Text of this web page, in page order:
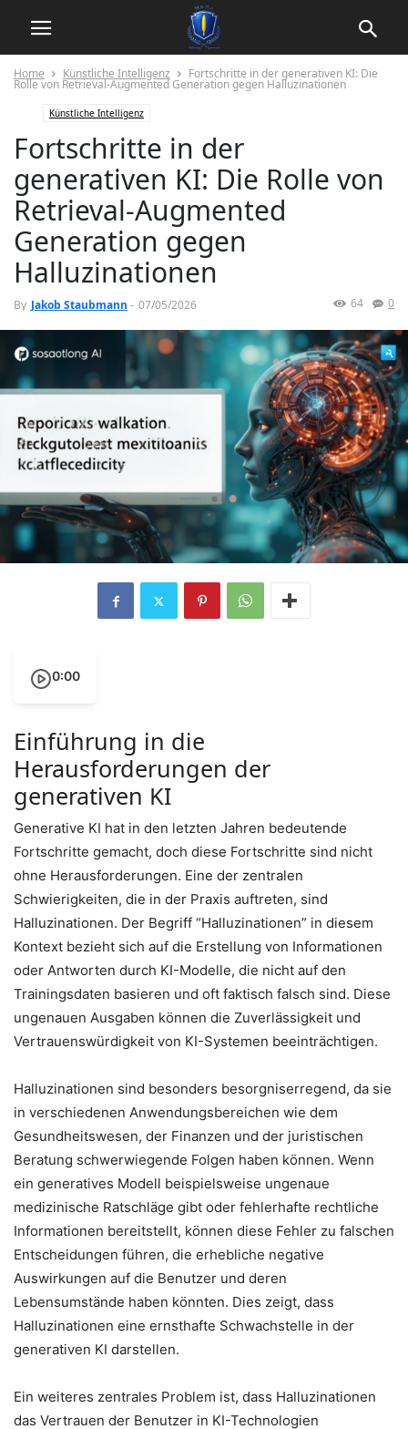
Home Künstliche Intelligenz Fortschritte in der generativen KI: Die
Rolle von Retrieval-Augmented Generation gegen Halluzinationen
Künstliche Intelligenz
Fortschritte in der
generativen KI: Die Rolle von
Retrieval-Augmented
Generation gegen
Halluzinationen
By Jakob Staubmann - 07/05/2026 0
64
0:00
Einführung in die
Herausforderungen der
generativen KI
Generative KI hat in den letzten Jahren bedeutende
Fortschritte gemacht, doch diese Fortschritte sind nicht
ohne Herausforderungen. Eine der zentralen
Schwierigkeiten, die in der Praxis auftreten, sind
Halluzinationen. Der Begriff “Halluzinationen” in diesem
Kontext bezieht sich auf die Erstellung von Informationen
oder Antworten durch KI-Modelle, die nicht auf den
Trainingsdaten basieren und oft faktisch falsch sind. Diese
ungenauen Ausgaben können die Zuverlässigkeit und
Vertrauenswürdigkeit von KI-Systemen beeinträchtigen.
Halluzinationen sind besonders besorgniserregend, da sie
in verschiedenen Anwendungsbereichen wie dem
Gesundheitswesen, der Finanzen und der juristischen
Beratung schwerwiegende Folgen haben können. Wenn
ein generatives Modell beispielsweise ungenaue
medizinische Ratschläge gibt oder fehlerhafte rechtliche
Informationen bereitstellt, können diese Fehler zu falschen
Entscheidungen führen, die erhebliche negative
Auswirkungen auf die Benutzer und deren
Lebensumstände haben könnten. Dies zeigt, dass
Halluzinationen eine ernsthafte Schwachstelle in der
generativen KI darstellen.
Ein weiteres zentrales Problem ist, dass Halluzinationen
das Vertrauen der Benutzer in KI-Technologien